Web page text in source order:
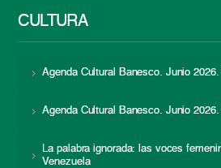
CULTURA
Agenda Cultural Banesco. Junio
Agenda Cultural Banesco. Junio
La palabra ignorada: las voces
Venezuela